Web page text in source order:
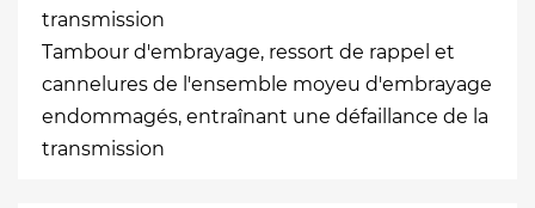
transmission
Tambour d'embrayage, ressort de rappel et
cannelures de l'ensemble moyeu d'embrayage
endommagés, entraînant une défaillance de la
transmission